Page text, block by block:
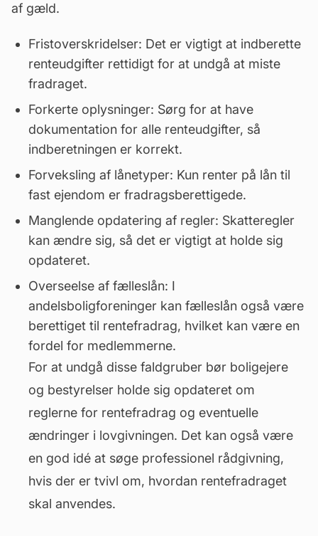
af gæld.
Fristoverskridelser: Det er vigtigt at indberette
renteudgifter rettidigt for at undgå at miste
fradraget.
Forkerte oplysninger: Sørg for at have
dokumentation for alle renteudgifter, så
indberetningen er korrekt.
Forveksling af lånetyper: Kun renter på lån til
fast ejendom er fradragsberettigede.
Manglende opdatering af regler: Skatteregler
kan ændre sig, så det er vigtigt at holde sig
opdateret.
Overseelse af fælleslån: I
andelsboligforeninger kan fælleslån også være
berettiget til rentefradrag, hvilket kan være en
fordel for medlemmerne.
For at undgå disse faldgruber bør boligejere
og bestyrelser holde sig opdateret om
reglerne for rentefradrag og eventuelle
ændringer i lovgivningen. Det kan også være
en god idé at søge professionel rådgivning,
hvis der er tvivl om, hvordan rentefradraget
skal anvendes.